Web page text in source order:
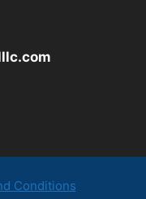
Conditions